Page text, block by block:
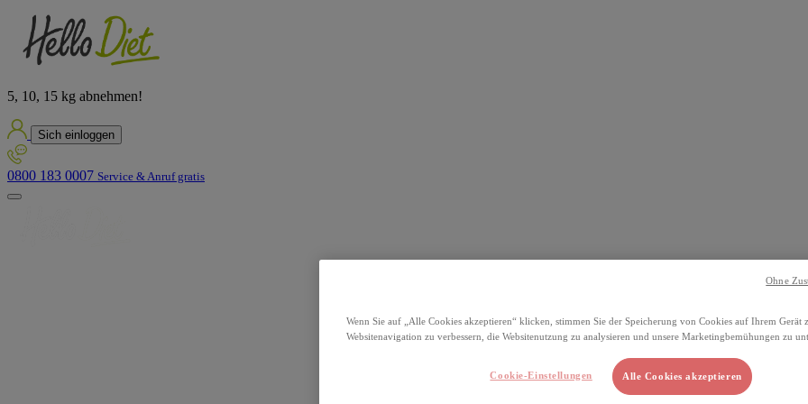
5, 10, 15 kg abnehmen!
Sich einloggen
0800 183 0007 Service & Anruf gratis
Wenn Sie auf „Alle Cookies akzeptieren“ klicken, stimmen Sie der Speicherung von Cookies auf Ihrem Gerät
Websitenavigation zu verbessern, die Websitenutzung zu analysieren und unsere Marketingbemühungen zu
Alle Cookies akzeptieren
Cookie-Einstellungen
Ohne